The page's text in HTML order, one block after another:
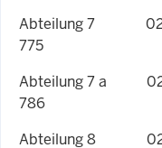
Abteilung 7
775
Abteilung 7 a
786
Abteilung 8